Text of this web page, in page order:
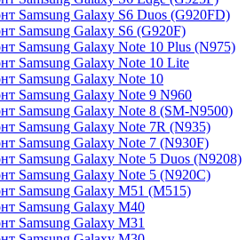
Samsung Galaxy S6 Duos (G920FD)
Samsung Galaxy S6 (G920F)
Samsung Galaxy Note 10 Plus (N975)
Samsung Galaxy Note 10 Lite
Samsung Galaxy Note 10
Samsung Galaxy Note 9 N960
Samsung Galaxy Note 8 (SM-N9500)
Samsung Galaxy Note 7R (N935)
Samsung Galaxy Note 7 (N930F)
Samsung Galaxy Note 5 Duos (N9208)
Samsung Galaxy Note 5 (N920C)
Samsung Galaxy M51 (M515)
Samsung Galaxy M40
Samsung Galaxy M31